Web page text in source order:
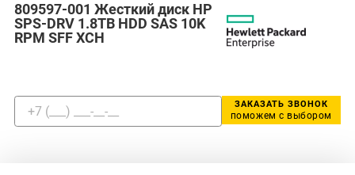
809597-001 Жесткий диск HP
SPS-DRV 1.8TB HDD SAS 10K
RPM SFF XCH
ЗАКАЗАТЬ ЗВОНОК
поможем с выбором